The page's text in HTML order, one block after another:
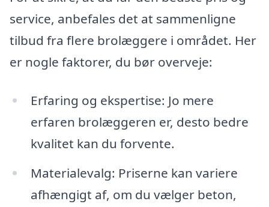
service, anbefales det at sammenligne
tilbud fra flere brolæggere i området. Her
er nogle faktorer, du bør overveje:
Erfaring og ekspertise: Jo mere
erfaren brolæggeren er, desto bedre
kvalitet kan du forvente.
Materialevalg: Priserne kan variere
afhængigt af, om du vælger beton,